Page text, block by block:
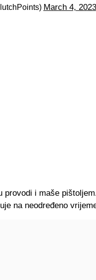
March 4, 2023
provodi i maše
na neodređeno